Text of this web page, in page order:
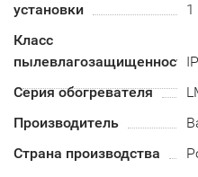
установки
Класс
пылевлагозащищенности
Серия обогревателя
Производитель
Страна производства